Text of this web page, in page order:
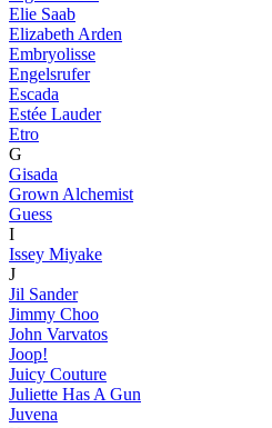
Elie Saab
Elizabeth Arden
Embryolisse
Engelsrufer
Escada
Estée Lauder
Etro
G
Gisada
Grown Alchemist
Guess
I
Issey Miyake
J
Jil Sander
Jimmy Choo
John Varvatos
Joop!
Juicy Couture
Juliette Has A Gun
Juvena